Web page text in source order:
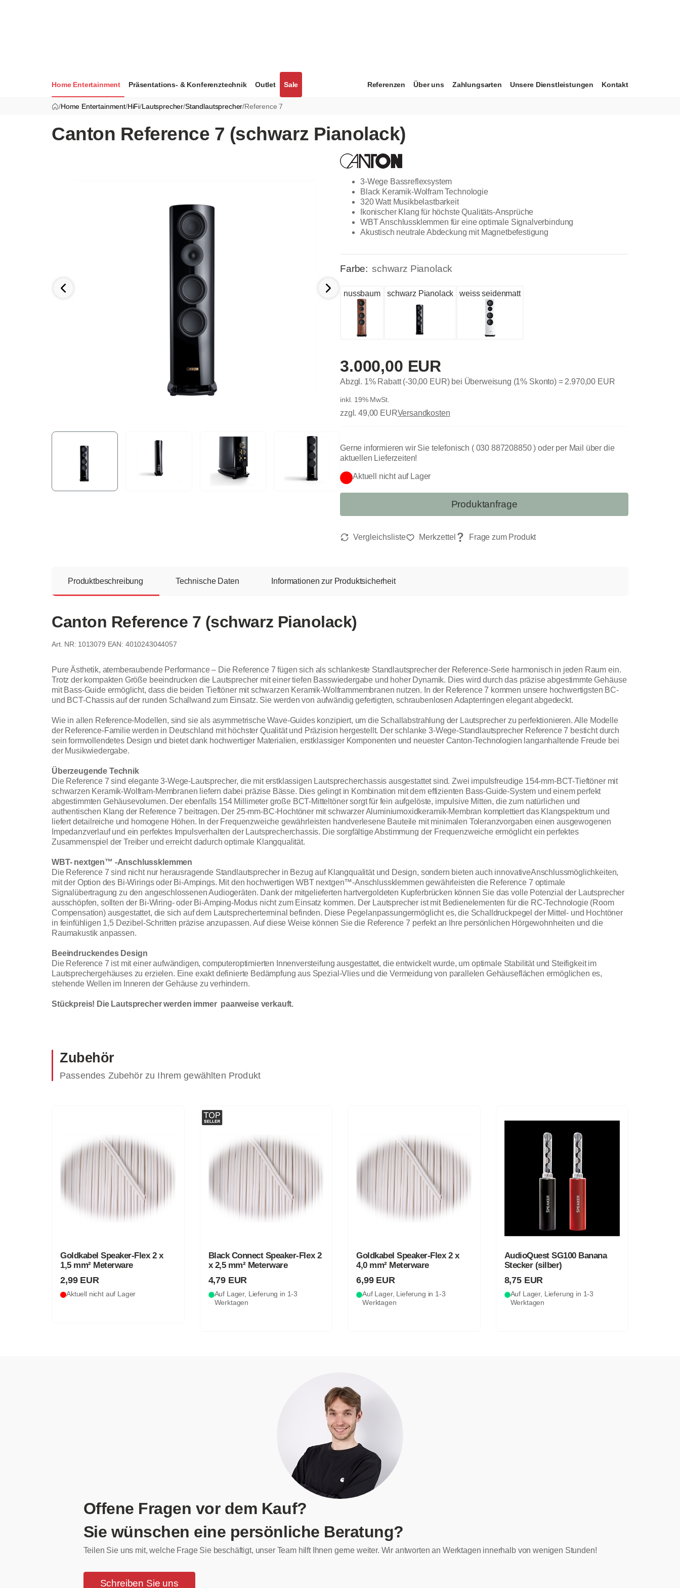
Home Entertainment Präsentations- & Konferenztechnik Outlet Sale Referenzen Über uns Zahlungsarten Unsere Dienstleistungen Kontakt
/Home Entertainment/HiFi/Lautsprecher/Standlautsprecher/Reference 7
Canton Reference 7 (schwarz Pianolack)
3-Wege Bassreflexsystem
Black Keramik-Wolfram Technologie
320 Watt Musikbelastbarkeit
Ikonischer Klang für höchste Qualitäts-Ansprüche
WBT Anschlussklemmen für eine optimale Signalverbindung
Akustisch neutrale Abdeckung mit Magnetbefestigung
Farbe: schwarz Pianolack
nussbaum schwarz Pianolack weiss seidenmatt
3.000,00 EUR
Abzgl. 1% Rabatt (-30,00 EUR) bei Überweisung (1% Skonto) = 2.970,00 EUR
inkl. 19% MwSt.
zzgl. 49,00 EURVersandkosten
Aktuell nicht auf Lager
Gerne informieren wir Sie telefonisch ( 030 887208850 ) oder per Mail über die
aktuellen Lieferzeiten!
Produktanfrage
Produktbeschreibung Technische Daten Informationen zur Produktsicherheit
Canton Reference 7 (schwarz Pianolack)
1013079 EAN: 4010243044057
Pure Ästhetik, atemberaubende Performance – Die Reference 7 fügen sich als schlankeste Standlautsprecher der Reference-Serie harmonisch in jeden Raum ein.
Trotz der kompakten Größe beeindrucken die Lautsprecher mit einer tiefen Basswiedergabe und hoher Dynamik. Dies wird durch das präzise abgestimmte Gehäuse
mit Bass-Guide ermöglicht, dass die beiden Tieftöner mit schwarzen Keramik-Wolframmembranen nutzen. In der Reference 7 kommen unsere hochwertigsten BC-
und BCT-Chassis auf der runden Schallwand zum Einsatz. Sie werden von aufwändig gefertigten, schraubenlosen Adapterringen elegant abgedeckt.
Wie in allen Reference-Modellen, sind sie als asymmetrische Wave-Guides konzipiert, um die Schallabstrahlung der Lautsprecher zu perfektionieren. Alle Modelle
der Reference-Familie werden in Deutschland mit höchster Qualität und Präzision hergestellt. Der schlanke 3-Wege-Standlautsprecher Reference 7 besticht durch
sein formvollendetes Design und bietet dank hochwertiger Materialien, erstklassiger Komponenten und neuester Canton-Technologien langanhaltende Freude bei
der Musikwiedergabe.
Überzeugende Technik
Die Reference 7 sind elegante 3-Wege-Lautsprecher, die mit erstklassigen Lautsprecherchassis ausgestattet sind. Zwei impulsfreudige 154-mm-BCT-Tieftöner mit
schwarzen Keramik-Wolfram-Membranen liefern dabei präzise Bässe. Dies gelingt in Kombination mit dem effizienten Bass-Guide-System und einem perfekt
abgestimmten Gehäusevolumen. Der ebenfalls 154 Millimeter große BCT-Mitteltöner sorgt für fein aufgelöste, impulsive Mitten, die zum natürlichen und
authentischen Klang der Reference 7 beitragen. Der 25-mm-BC-Hochtöner mit schwarzer Aluminiumoxidkeramik-Membran komplettiert das Klangspektrum und
liefert detailreiche und homogene Höhen. In der Frequenzweiche gewährleisten handverlesene Bauteile mit minimalen Toleranzvorgaben einen ausgewogenen
Impedanzverlauf und ein perfektes Impulsverhalten der Lautsprecherchassis. Die sorgfältige Abstimmung der Frequenzweiche ermöglicht ein perfektes
Zusammenspiel der Treiber und erreicht dadurch optimale Klangqualität.
WBT- nextgen™ -Anschlussklemmen
Die Reference 7 sind nicht nur herausragende Standlautsprecher in Bezug auf Klangqualität und Design, sondern bieten auch innovativeAnschlussmöglichkeiten,
mit der Option des Bi-Wirings oder Bi-Ampings. Mit den hochwertigen WBT nextgen™-Anschlussklemmen gewährleisten die Reference 7 optimale
Signalübertragung zu den angeschlossenen Audiogeräten. Dank der mitgelieferten hartvergoldeten Kupferbrücken können Sie das volle Potenzial der Lautsprecher
ausschöpfen, sollten der Bi-Wiring- oder Bi-Amping-Modus nicht zum Einsatz kommen. Der Lautsprecher ist mit Bedienelementen für die RC-Technologie (Room
Compensation) ausgestattet, die sich auf dem Lautsprecherterminal befinden. Diese Pegelanpassungermöglicht es, die Schalldruckpegel der Mittel- und Hochtöner
in feinfühligen 1,5 Dezibel-Schritten präzise anzupassen. Auf diese Weise können Sie die Reference 7 perfekt an Ihre persönlichen Hörgewohnheiten und die
Raumakustik anpassen.
Beeindruckendes Design
Die Reference 7 ist mit einer aufwändigen, computeroptimierten Innenversteifung ausgestattet, die entwickelt wurde, um optimale Stabilität und Steifigkeit im
Lautsprechergehäuses zu erzielen. Eine exakt definierte Bedämpfung aus Spezial-Vlies und die Vermeidung von parallelen Gehäuseflächen ermöglichen es,
stehende Wellen im Inneren der Gehäuse zu verhindern.
Stückpreis! Die Lautsprecher werden immer paarweise verkauft.
Zubehör
Passendes Zubehör zu Ihrem gewählten Produkt
Goldkabel Speaker-Flex 2 x
1,5 mm² Meterware
2,99 EUR
Aktuell nicht auf Lager
Black Connect Speaker-Flex 2
x 2,5 mm² Meterware
4,79 EUR
Auf Lager, Lieferung in 1-3
Werktagen
Goldkabel Speaker-Flex 2 x
4,0 mm² Meterware
6,99 EUR
Auf Lager, Lieferung in 1-3
Werktagen
AudioQuest SG100 Banana
Stecker (silber)
8,75 EUR
Auf Lager, Lieferung in 1-3
Werktagen
Offene Fragen vor dem Kauf?
Sie wünschen eine persönliche Beratung?
Teilen Sie uns mit, welche Frage Sie beschäftigt, unser Team hilft Ihnen gerne weiter. Wir antworten an Werktagen innerhalb von wenigen Stunden!
Schreiben Sie uns